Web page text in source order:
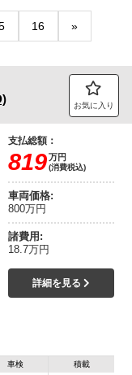
16 »
お気に入り
支払総額：
819万円
(消費税込)
車両価格:
800万円
諸費用:
18.7万円
詳細を見る
車検 積載